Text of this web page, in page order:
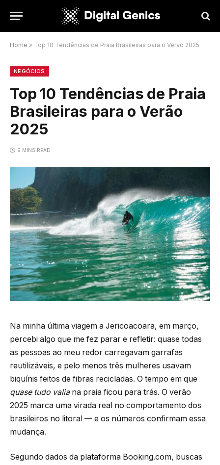
Home » Top 10 Tendências de Praia Brasileiras para o Verão 2025
NEGÓCIOS
Top 10 Tendências de Praia
Brasileiras para o Verão
2025
9 MINS READ
Na minha última viagem a Jericoacoara, em março,
percebi algo que me fez parar e refletir: quase todas
as pessoas ao meu redor carregavam garrafas
reutilizáveis, e pelo menos três mulheres usavam
biquínis feitos de fibras recicladas. O tempo em que
quase tudo valiana praia ficou para trás. O verão
2025 marca uma virada real no comportamento dos
brasileiros no litoral — e os números confirmam essa
mudança.
Segundo dados da plataforma Booking.com, buscas